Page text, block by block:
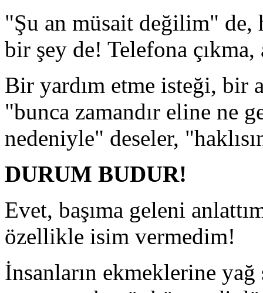
"Şu an müsait değilim" de,
bir şey de! Telefona
Bir yardım etme isteği, bir
"bunca zamandır eline ne
nedeniyle" deseler,
DURUM BUDUR!
Evet, başıma geleni
özellikle isim vermedim!
İnsanların ekmeklerine yağ